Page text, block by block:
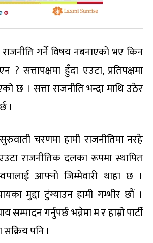
गर्ने विषय नबनाएको भए किन
? सत्तापक्षमा हुँदा एउटा, प्रतिपक्षमा
छ । सत्ता राजनीति भन्दा माथि उठेर
।
सुरुवाती चरणमा हामी राजनीतिमा नरहे
राजनीतिक दलका रूपमा स्थापित
आफ्नो जिम्मेवारी थाहा छ ।
मुद्दा टुंग्याउन हामी गम्भीर छौं ।
सम्पादन गर्नुपर्छ भन्नेमा म र हाम्रो पार्टी
पनि ।